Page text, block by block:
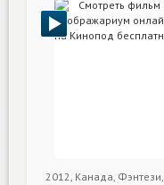
2012, Канада, Фэнтези,